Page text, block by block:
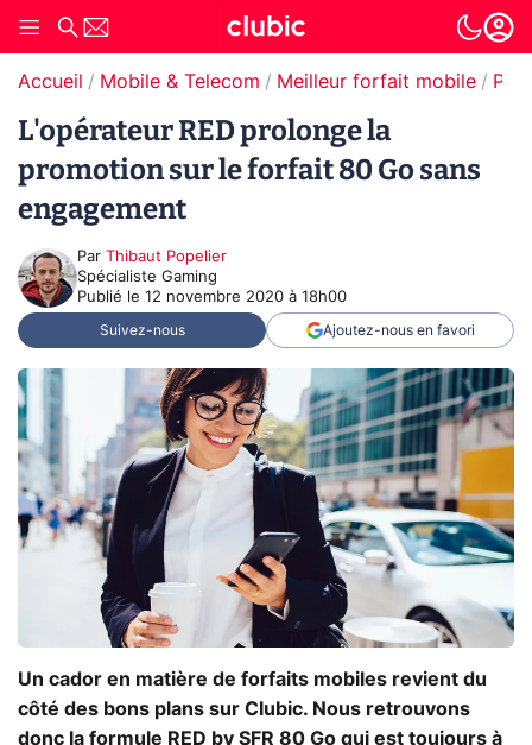
Accueil Mobile & Telecom Meilleur forfait mobile
L'opérateur RED prolonge la
promotion sur le forfait 80 Go sans
engagement
Par Thibaut Popelier
Spécialiste Gaming
Publié le 12 novembre 2020 à 18h00
Suivez-nous Ajoutez-nous en favori
Un cador en matière de forfaits mobiles revient du
côté des bons plans sur Clubic. Nous retrouvons
donc la formule RED by SFR 80 Go qui est toujours à